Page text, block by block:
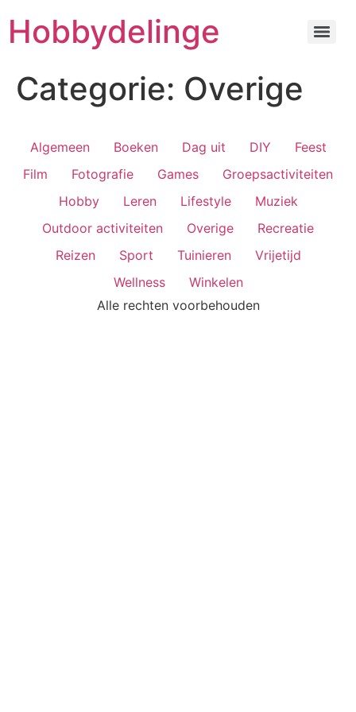
Hobbydelinge
Categorie: Overige
Algemeen Boeken Dag uit DIY
Feest
Film
Fotografie Games
Groepsactiviteiten
Hobby
Leren Lifestyle
Muziek
Outdoor activiteiten
Overige
Recreatie
Reizen
Sport Tuinieren
Vrijetijd
Wellness
Winkelen
Alle rechten voorbehouden